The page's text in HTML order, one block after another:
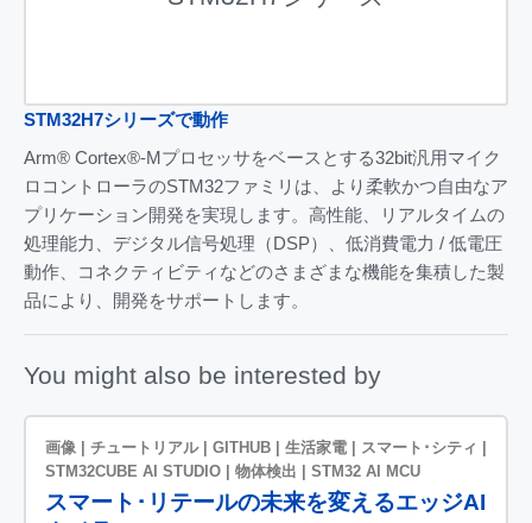
STM32H7シリーズで動作
Arm® Cortex®‑Mプロセッサをベースとする32bit汎用マイク
ロコントローラのSTM32ファミリは、より柔軟かつ自由なア
プリケーション開発を実現します。高性能、リアルタイムの
処理能力、デジタル信号処理（DSP）、低消費電力 / 低電圧
動作、コネクティビティなどのさまざまな機能を集積した製
品により、開発をサポートします。
You might also be interested by
画像 | チュートリアル | GITHUB | 生活家電 | スマート･シティ |
STM32CUBE AI STUDIO | 物体検出 | STM32 AI MCU
スマート･リテールの未来を変えるエッジAI